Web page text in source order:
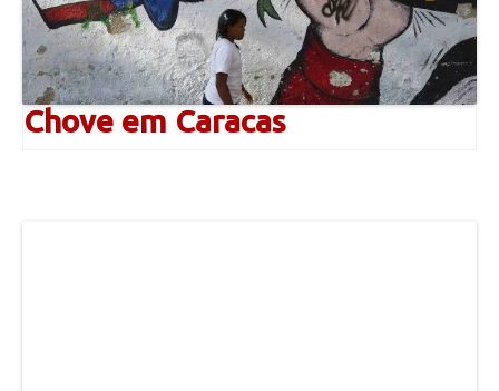
Chove em Caracas